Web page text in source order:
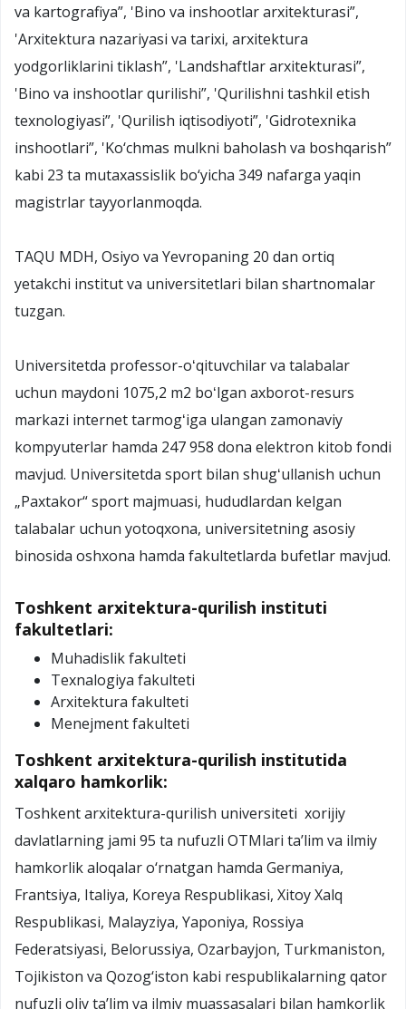
va kartografiya”, 'Bino va inshootlar arxitekturasi”,
'Arxitektura nazariyasi va tarixi, arxitektura
yodgorliklarini tiklash”, 'Landshaftlar arxitekturasi”,
'Bino va inshootlar qurilishi”, 'Qurilishni tashkil etish
texnologiyasi”, 'Qurilish iqtisodiyoti”, 'Gidrotexnika
inshootlari”, 'Ko‘chmas mulkni baholash va boshqarish”
kabi 23 ta mutaxassislik bo‘yicha 349 nafarga yaqin
magistrlar tayyorlanmoqda.
TAQU MDH, Osiyo va Yevropaning 20 dan ortiq
yetakchi institut va universitetlari bilan shartnomalar
tuzgan.
Universitetda professor-oʻqituvchilar va talabalar
uchun maydoni 1075,2 m2 boʻlgan axborot-resurs
markazi internet tarmogʻiga ulangan zamonaviy
kompyuterlar hamda 247 958 dona elektron kitob fondi
mavjud. Universitetda sport bilan shugʻullanish uchun
„Paxtakor“ sport majmuasi, hududlardan kelgan
talabalar uchun yotoqxona, universitetning asosiy
binosida oshxona hamda fakultetlarda bufetlar mavjud.
Toshkent arxitektura-qurilish instituti
fakultetlari:
Muhadislik fakulteti
Texnalogiya fakulteti
Arxitektura fakulteti
Menejment fakulteti
Toshkent arxitektura-qurilish institutida
xalqaro hamkorlik:
Toshkent arxitektura-qurilish universiteti xorijiy
davlatlarning jami 95 ta nufuzli OTMlari ta’lim va ilmiy
hamkorlik aloqalar o‘rnatgan hamda Germaniya,
Frantsiya, Italiya, Koreya Respublikasi, Xitoy Xalq
Respublikasi, Malayziya, Yaponiya, Rossiya
Federatsiyasi, Belorussiya, Ozarbayjon, Turkmaniston,
Tojikiston va Qozog‘iston kabi respublikalarning qator
nufuzli oliy ta’lim va ilmiy muassasalari bilan hamkorlik